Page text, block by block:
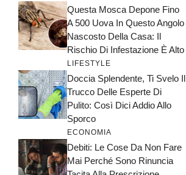
Questa Mosca Depone Fino
A 500 Uova In Questo Angolo
Nascosto Della Casa: Il
Rischio Di Infestazione È Alto
LIFESTYLE
Doccia Splendente, Ti Svelo Il
Trucco Delle Esperte Di
Pulito: Così Dici Addio Allo
Sporco
ECONOMIA
Debiti: Le Cose Da Non Fare
Mai Perché Sono Rinuncia